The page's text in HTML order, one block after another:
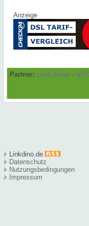
Anzeige
Partner: Link-Joker -
Linkdino.de
Datenschutz
Nutzungsbedingungen
Impressum